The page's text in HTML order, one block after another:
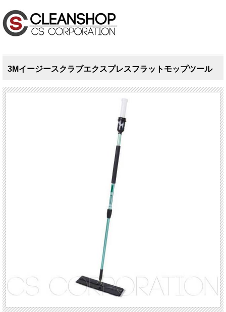
3Mイージースクラブエクスプレスフラットモップツール